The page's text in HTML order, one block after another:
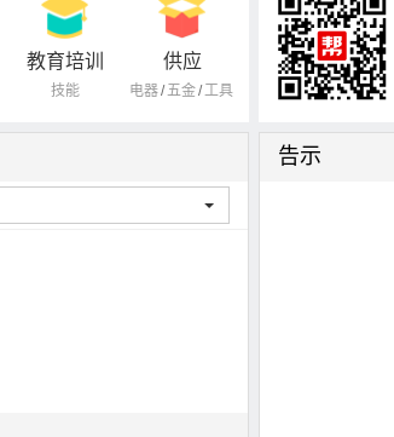
教育培训
技能
供应
电器/五金/工具
告示